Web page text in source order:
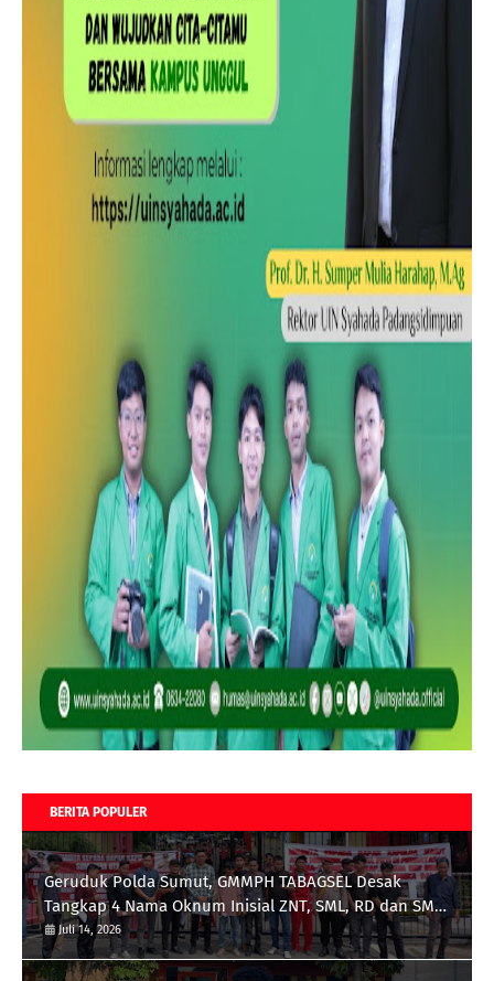
BERITA POPULER
Geruduk Polda Sumut, GMMPH TABAGSEL Desak
Tangkap 4 Nama Oknum Inisial ZNT, SML, RD dan SMB
terkait Tambang Emas Ilegal di Perbatasan
Tapsel/Madina
Juli 14, 2026